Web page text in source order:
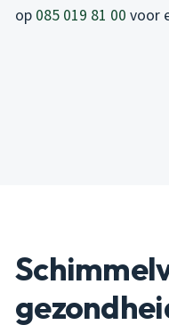
op 085 019 81 00 voor